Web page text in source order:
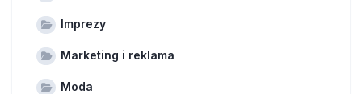
Imprezy
Marketing i reklama
Moda